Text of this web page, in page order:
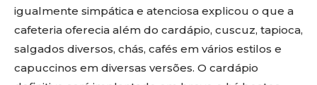
igualmente simpática e atenciosa explicou o que a
cafeteria oferecia além do cardápio, cuscuz, tapioca,
salgados diversos, chás, cafés em vários estilos e
capuccinos em diversas versões. O cardápio